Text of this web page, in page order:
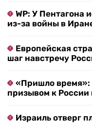
WP: У Пентагона
из-за войны в
Европейская
шаг навстречу
«Пришло время»:
призывом к России
Израиль отверг